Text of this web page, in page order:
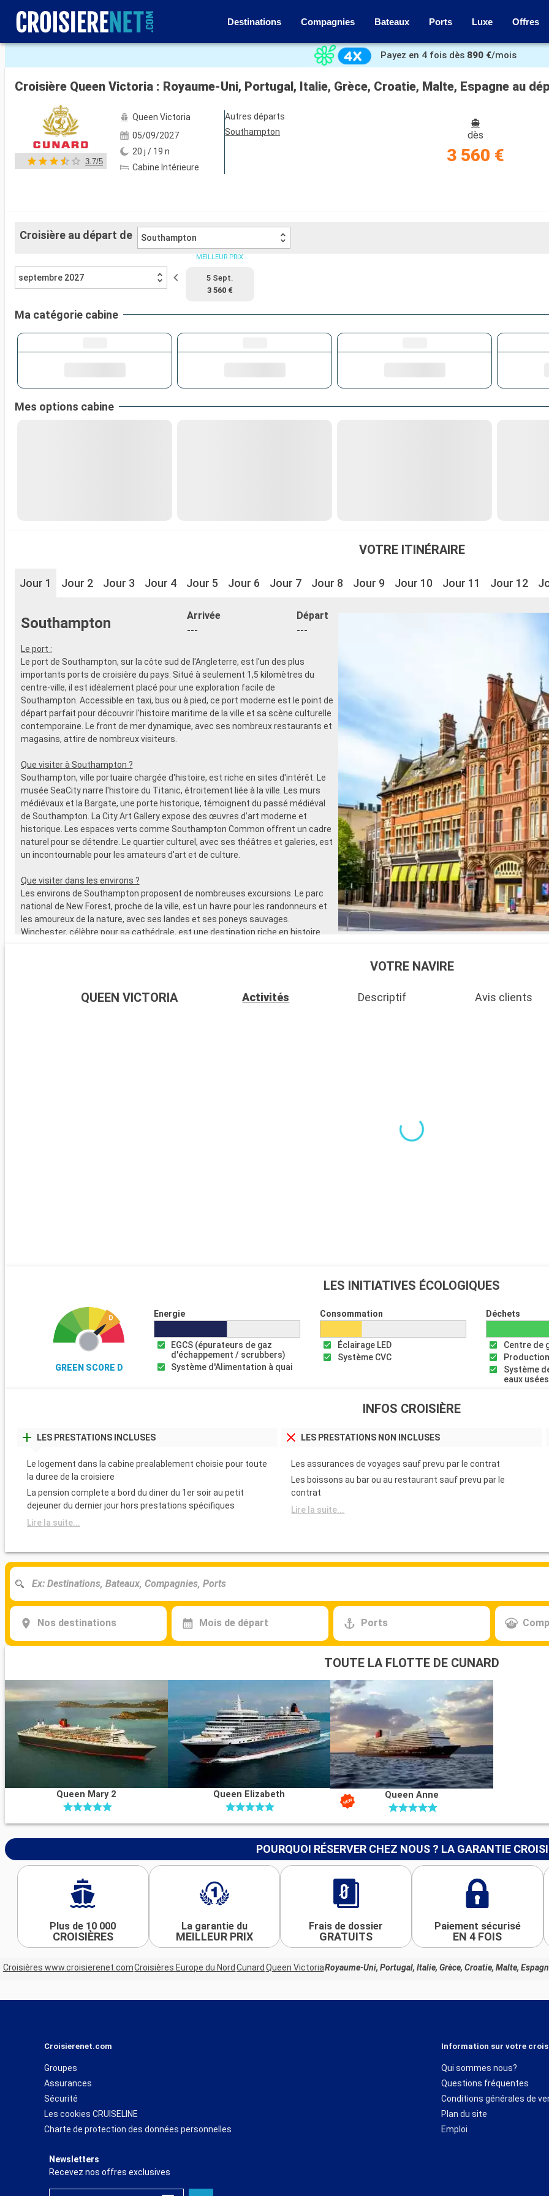
Destinations Compagnies Bateaux Ports Luxe Offres
Voir les 113 autres photos
Payez en 4 fois dès 890 €/mois
Croisière Queen Victoria : Royaume-Uni, Portugal, Italie, Grèce, Croatie, Malte, Espagne au
3.7/5
Queen Victoria
05/09/2027
20 j / 19 n
Cabine Intérieure
Autres départs
Southampton
dès
3 560 €
Croisière au départ de Southampton
septembre 2027
MEILLEUR PRIX
5 Sept.
3 560 €
Ma catégorie cabine
Mes options cabine
VOTRE ITINÉRAIRE
Jour 1 Jour 2 Jour 3 Jour 4 Jour 5 Jour 6 Jour 7 Jour 8 Jour 9 Jour 10 Jour 11 Jour 12
Southampton
Arrivée
---
Départ
---
Le port :
Le port de Southampton, sur la côte sud de l'Angleterre, est l'un des plus
importants ports de croisière du pays. Situé à seulement 1,5 kilomètres du
centre-ville, il est idéalement placé pour une exploration facile de
Southampton. Accessible en taxi, bus ou à pied, ce port moderne est le point de
départ parfait pour découvrir l'histoire maritime de la ville et sa scène culturelle
contemporaine. Le front de mer dynamique, avec ses nombreux restaurants et
magasins, attire de nombreux visiteurs.
Que visiter à Southampton ?
Southampton, ville portuaire chargée d'histoire, est riche en sites d'intérêt. Le
musée SeaCity narre l'histoire du Titanic, étroitement liée à la ville. Les murs
médiévaux et la Bargate, une porte historique, témoignent du passé médiéval
de Southampton. La City Art Gallery expose des œuvres d'art moderne et
historique. Les espaces verts comme Southampton Common offrent un cadre
naturel pour se détendre. Le quartier culturel, avec ses théâtres et galeries, est
un incontournable pour les amateurs d'art et de culture.
Que visiter dans les environs ?
Les environs de Southampton proposent de nombreuses excursions. Le parc
national de New Forest, proche de la ville, est un havre pour les randonneurs et
les amoureux de la nature, avec ses landes et ses poneys sauvages.
Winchester, célèbre pour sa cathédrale, est une destination riche en histoire.
VOTRE NAVIRE
QUEEN VICTORIA Activités Descriptif Avis clients
LES INITIATIVES ÉCOLOGIQUES
GREEN SCORE D
Energie
EGCS (épurateurs de gaz
d'échappement / scrubbers)
Système d'Alimentation à quai
Consommation
Éclairage LED
Système CVC
Déchets
Centre de
Système
eaux usées
INFOS CROISIÈRE
LES PRESTATIONS INCLUSES
Le logement dans la cabine prealablement choisie pour toute
la duree de la croisiere
La pension complete a bord du diner du 1er soir au petit
dejeuner du dernier jour hors prestations spécifiques
Lire la suite...
LES PRESTATIONS NON INCLUSES
Les assurances de voyages sauf prevu par le contrat
Les boissons au bar ou au restaurant sauf prevu par le
contrat
Lire la suite...
Nos destinations Mois de départ Ports
TOUTE LA FLOTTE DE CUNARD
Queen Mary 2 Queen Elizabeth Queen Anne
POURQUOI RÉSERVER CHEZ NOUS ? LA GARANTIE
Plus de 10 000
CROISIÈRES
La garantie du
MEILLEUR PRIX
Frais de dossier
GRATUITS
Paiement sécurisé
EN 4 FOIS
Croisières www.croisierenet.comCroisières Europe du Nord Cunard Queen VictoriaRoyaume-Uni, Portugal, Italie, Grèce, Croatie, Malte,
Croisierenet.com
Groupes
Assurances
Sécurité
Les cookies CRUISELINE
Charte de protection des données personnelles
Information sur votre
Qui sommes nous?
Questions fréquentes
Conditions générales de
Plan du site
Emploi
Newsletters
Recevez nos offres exclusives